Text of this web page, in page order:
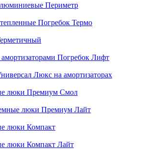
Периметр
Погребок Термо
Погребок Лифт
Люкс на амортизаторах
люки Премиум Смол
люки Премиум Лайт
люки Компакт
люки Компакт Лайт